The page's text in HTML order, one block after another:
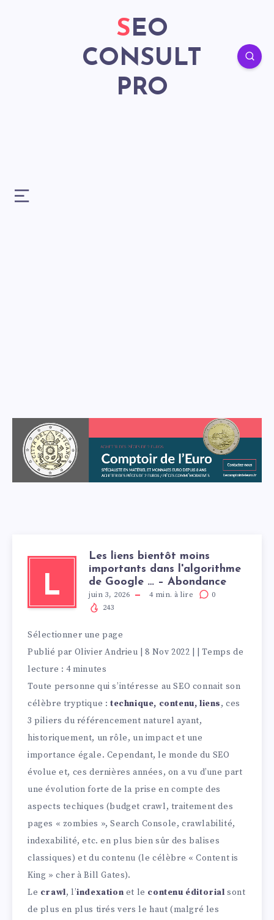
SEO
CONSULT
PRO
L
Les liens bientôt moins
importants dans l'algorithme
de Google … – Abondance
juin 3, 2026 4min. à lire
0
243
Sélectionner une page
Publié par Olivier Andrieu |8 Nov 2022
| Temps de
lecture : 4 minutes
Toute personne qui s’intéresse au SEO connait son
célèbre tryptique : technique, contenu, liens, ces
3 piliers du référencement naturel ayant,
historiquement, un rôle, un impact et une
importance égale. Cependant, le monde du SEO
évolue et, ces dernières années, on a vu d’une part
une évolution forte de la prise en compte des
aspects techiques (budget crawl, traitement des
pages « zombies », Search Console, crawlabilité,
indexabilité, etc. en plus bien sûr des balises
classiques) et du contenu (le célèbre « Content is
King » cher à Bill Gates).
Le crawl, l’indexation et le contenu éditorial sont
de plus en plus tirés vers le haut (malgré les